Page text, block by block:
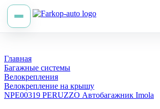
Главная
Багажные системы
Велокрепления
Велокрепление на крышу
NPE00319 PERUZZO Автобагажник Imola